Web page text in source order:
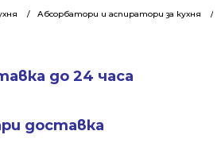
Абсорбатори и аспиратори за кухня
до 24 часа
доставка